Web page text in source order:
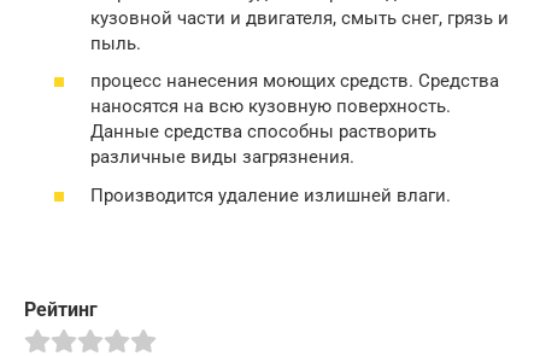
кузовной части и двигателя, смыть снег, грязь и
пыль.
процесс нанесения моющих средств. Средства
наносятся на всю кузовную поверхность.
Данные средства способны растворить
различные виды загрязнения.
Производится удаление излишней влаги.
Рейтинг